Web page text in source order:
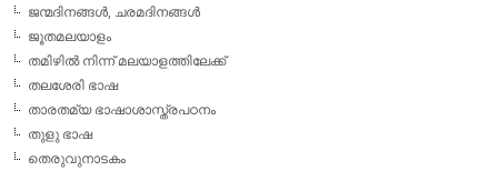
ജന്മദിനങ്ങള്‍, ചരമദിനങ്ങള്‍
ജൂതമലയാളം
തമിഴില്‍ നിന്ന് മലയാളത്തിലേക്ക്
തലശേരി ഭാഷ
താരതമ്യ ഭാഷാശാസ്ത്രപഠനം
തുളു ഭാഷ
തെരുവുനാടകം